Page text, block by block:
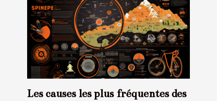
Les causes les plus fréquentes des